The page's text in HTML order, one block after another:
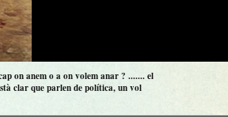
on anem o a on volem anar ? ....... el
clar que parlen de política, un vol